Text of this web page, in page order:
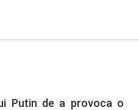
Putin de a provoca o